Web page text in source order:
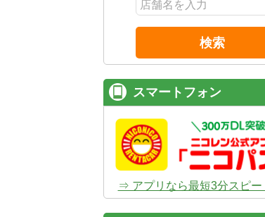
検索
スマートフォン
⇒ アプリなら最短3分スピー